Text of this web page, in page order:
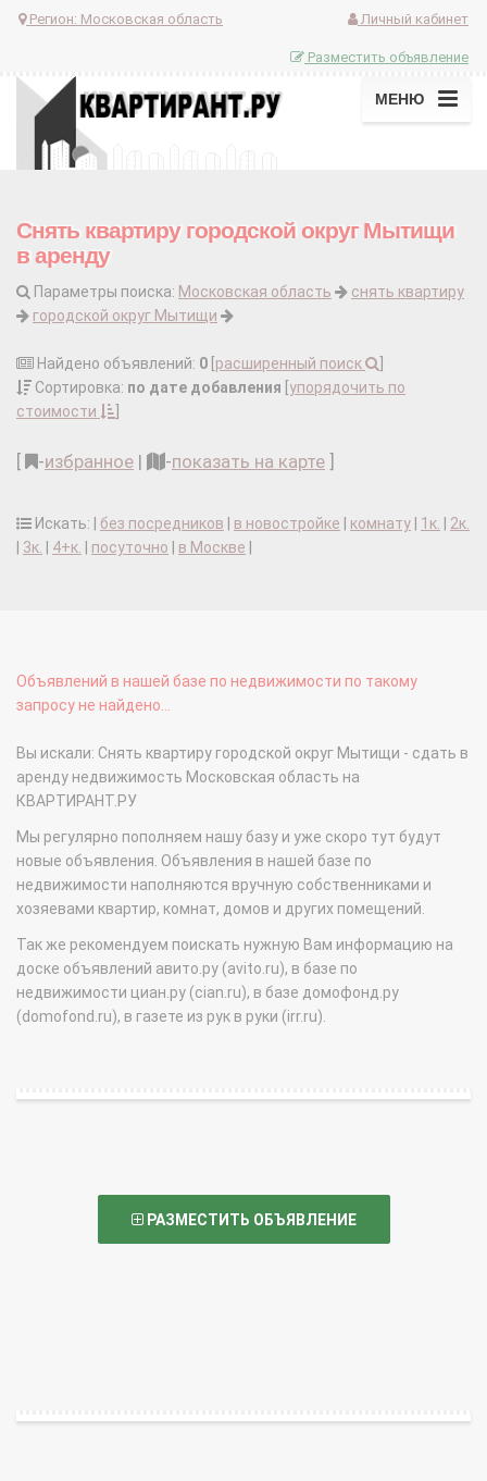
Регион: Московская область Личный кабинет
Разместить объявление
МЕНЮ
Снять квартиру городской округ Мытищи
в аренду
Параметры поиска: Московская область
снять квартиру
городской округ Мытищи
Найдено объявлений: 0 расширенный поиск
Сортировка: по дате добавления упорядочить по
стоимости
-избранное | -показать на карте
Искать: | без посредников в новостройке комнату 1к.
2к.
3к. 4+к. посуточно в Москве
Объявлений в нашей базе по недвижимости по такому
запросу не найдено...
Вы искали: Снять квартиру городской округ Мытищи - сдать в
аренду недвижимость Московская область на
КВАРТИРАНТ.РУ
Мы регулярно пополняем нашу базу и уже скоро тут будут
новые объявления. Объявления в нашей базе по
недвижимости наполняются вручную собственниками и
хозяевами квартир, комнат, домов и других помещений.
Так же рекомендуем поискать нужную Вам информацию на
доске объявлений авито.ру (avito.ru), в базе по
недвижимости циан.ру (cian.ru), в базе домофонд.ру
(domofond.ru), в газете из рук в руки (irr.ru).
РАЗМЕСТИТЬ ОБЪЯВЛЕНИЕ